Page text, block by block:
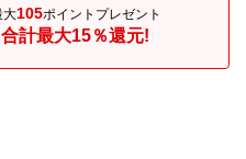
大105ポイントプレゼント
合計最大15％還元!